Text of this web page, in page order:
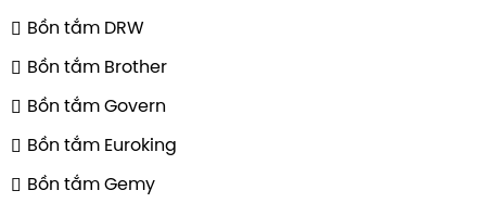
Bồn tắm DRW
Bồn tắm Brother
Bồn tắm Govern
Bồn tắm Euroking
Bồn tắm Gemy